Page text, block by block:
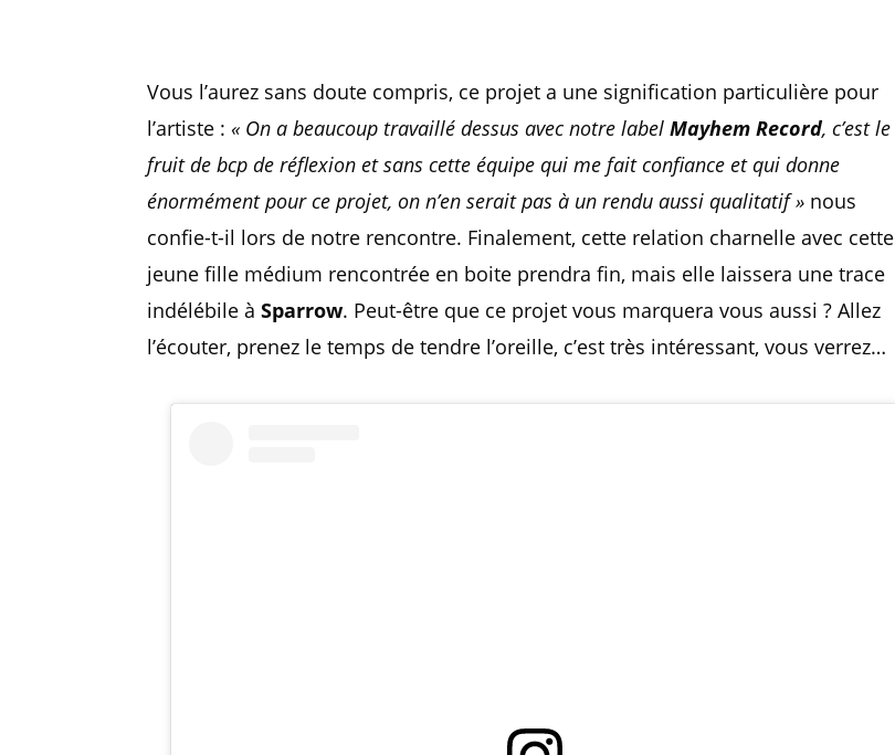
Vous l’aurez sans doute compris, ce projet a une signification particulière pour
l’artiste : « On a beaucoup travaillé dessus avec notre label Mayhem Record, c’est le
fruit de bcp de réflexion et sans cette équipe qui me fait confiance et qui donne
énormément pour ce projet, on n’en serait pas à un rendu aussi qualitatif » nous
confie-t-il lors de notre rencontre. Finalement, cette relation charnelle avec cette
jeune fille médium rencontrée en boite prendra fin, mais elle laissera une trace
indélébile à Sparrow. Peut-être que ce projet vous marquera vous aussi ? Allez
l’écouter, prenez le temps de tendre l’oreille, c’est très intéressant, vous verrez…